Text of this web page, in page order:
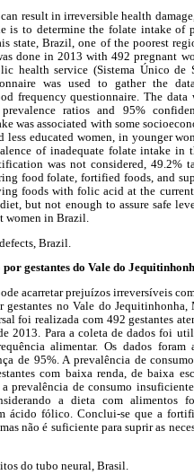
result in irreversible health
is to determine the folate intake of
state, Brazil, one of the poorest
done in 2013 with 492 pregnant
health service (Sistema Único de
was used to gather the
frequency questionnaire. The data
ratios and 95%
was associated with some
educated women, in younger
of inadequate folate intake in
was not considered, 49.2%
food folate, fortified foods, and
foods with folic acid at the current
but not enough to assure safe
women in Brazil.
Brazil.
gestantes do Vale do
acarretar prejuízos irreversíveis
no Vale do
foi realizada com 492 gestantes
2013. Para a coleta de dados foi
alimentar. Os dados foram
de 95%. A prevalência de
com baixa renda, de baixa
a prevalência de consumo
a dieta com
ácido fólico. Conclui-se que a
não é suficiente para suprir as
do tubo neural, Brasil.